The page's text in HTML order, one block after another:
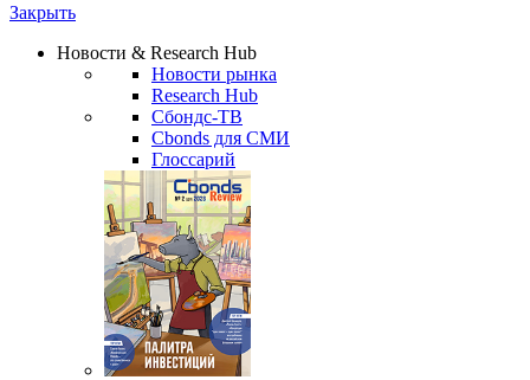
Закрыть
Новости & Research Hub
Новости рынка
Research Hub
Сбондс-ТВ
Cbonds для СМИ
Глоссарий